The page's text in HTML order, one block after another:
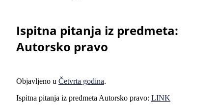
Ispitna pitanja iz predmeta:
Autorsko pravo
Objavljeno u Četvrta godina.
Ispitna pitanja iz predmeta Autorsko pravo: LINK